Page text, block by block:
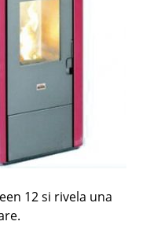
12 si rivela una